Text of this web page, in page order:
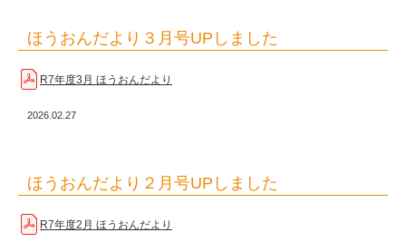
ほうおんだより３月号UPしました
R7年度3月 ほうおんだより
2026.02.27
ほうおんだより２月号UPしました
R7年度2月 ほうおんだより